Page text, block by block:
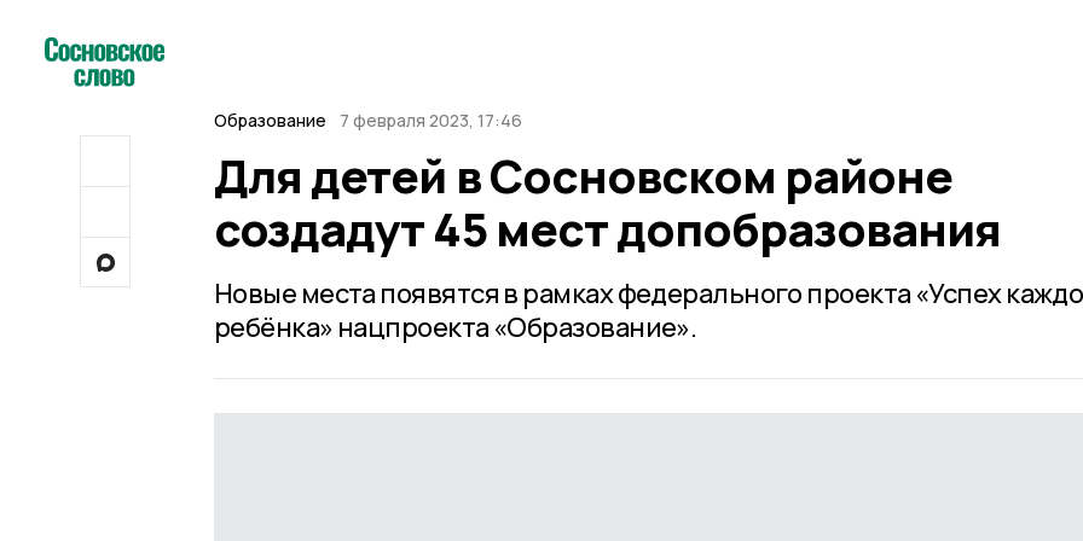
Образование 7 февраля 2023, 17:46
Для детей в Сосновском районе
создадут 45 мест допобразования
Новые места появятся в рамках федерального проекта «Успех
ребёнка» нацпроекта «Образование».